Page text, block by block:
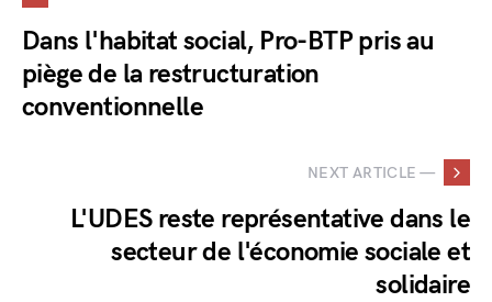
Dans l'habitat social, Pro-BTP pris au
piège de la restructuration
conventionnelle
NEXT ARTICLE —
L'UDES reste représentative dans le
secteur de l'économie sociale et
solidaire